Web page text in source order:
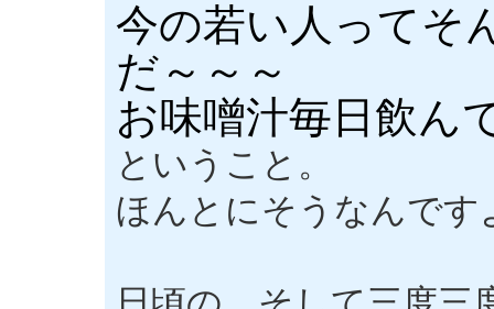
今の若い人ってそ
だ～～～
お味噌汁毎日飲ん
ということ。
ほんとにそうなんです